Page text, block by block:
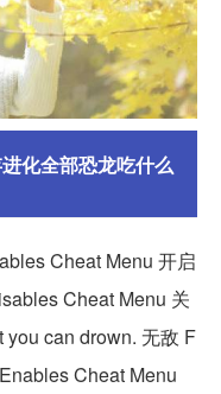
化全部恐龙吃什么
Cheat Menu 开启
Cheat Menu 关
can drown. 无敌 F
Cheat Menu